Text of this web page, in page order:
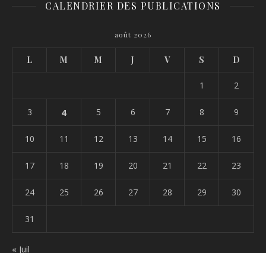
CALENDRIER DES PUBLICATIONS
août 2026
L M M J V S D
1 2
3 4 5 6 7 8 9
10 11 12 13 14 15 16
17 18 19 20 21 22 23
24 25 26 27 28 29 30
31
« Juil